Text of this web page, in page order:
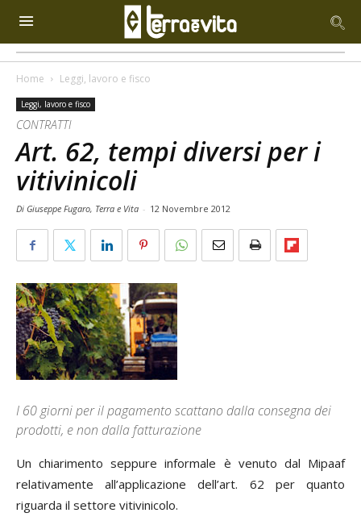
Home Leggi, lavoro e fisco
Leggi, lavoro e fisco
CONTRATTI
Art. 62, tempi diversi per i
vitivinicoli
Di Giuseppe Fugaro, Terra e Vita - 12 Novembre 2012
I 60 giorni per il pagamento scattano dalla consegna dei
prodotti, e non dalla fatturazione
Un chiarimento seppure informale è venuto dal Mipaaf
relativamente all’applicazione dell’art. 62 per quanto
riguarda il settore vitivinicolo.